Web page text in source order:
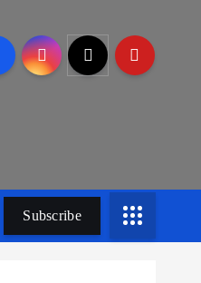
Subscribe